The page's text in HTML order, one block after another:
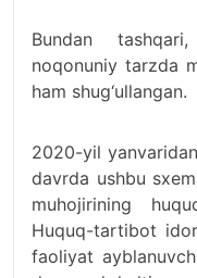
Bundan
noqonuniy tarzda
ham shug‘ullangan.
2020-yil
davrda ushbu
muhojirining
Huquq-tartibot
faoliyat